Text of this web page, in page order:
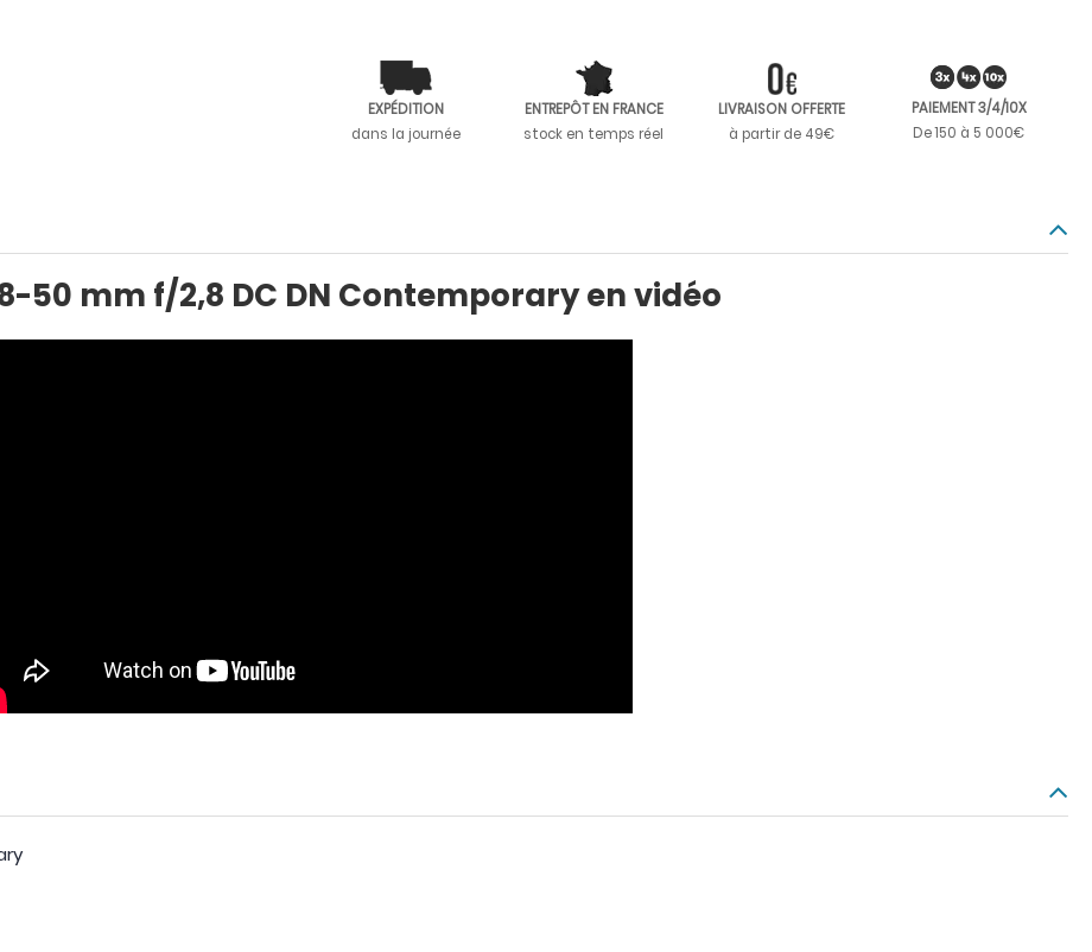
EXPÉDITION
dans la journée
ENTREPÔT EN FRANCE
stock en temps réel
LIVRAISON OFFERTE
à partir de 49€
PAIEMENT 3/4/10X
De 150 à 5 000€
50 mm f/2,8 DC DN Contemporary en vidéo